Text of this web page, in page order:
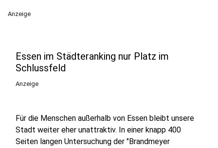
Anzeige
Essen im Städteranking nur Platz im
Schlussfeld
Anzeige
Für die Menschen außerhalb von Essen bleibt unsere
Stadt weiter eher unattraktiv. In einer knapp 400
Seiten langen Untersuchung der "Brandmeyer